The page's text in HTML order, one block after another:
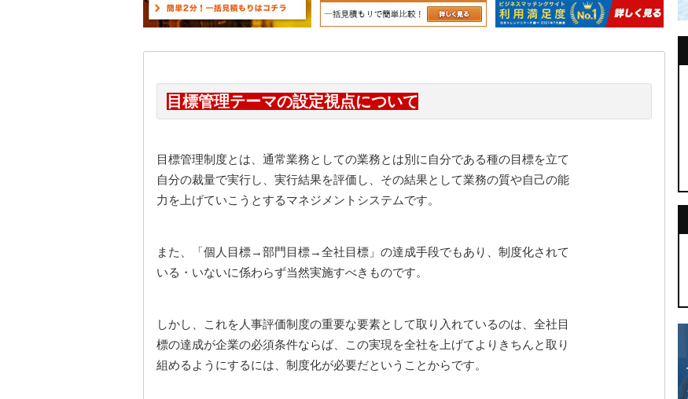
目標管理テーマの設定視点について
目標管理制度とは、通常業務としての業務とは別に自分である種の目標を立て
自分の裁量で実行し、実行結果を評価し、その結果として業務の質や自己の能
力を上げていこうとするマネジメントシステムです。
また、「個人目標→部門目標→全社目標」の達成手段でもあり、制度化されて
いる・いないに係わらず当然実施すべきものです。
しかし、これを人事評価制度の重要な要素として取り入れているのは、全社目
標の達成が企業の必須条件ならば、この実現を全社を上げてよりきちんと取り
組めるようにするには、制度化が必要だということからです。